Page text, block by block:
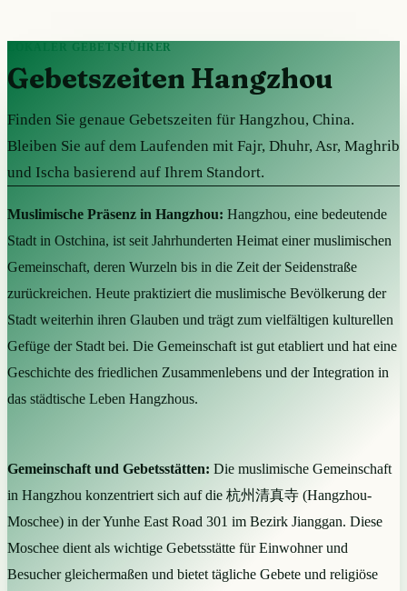
LOKALER GEBETSFÜHRER
Gebetszeiten Hangzhou
Finden Sie genaue Gebetszeiten für Hangzhou, China.
Bleiben Sie auf dem Laufenden mit Fajr, Dhuhr, Asr, Maghrib
und Ischa basierend auf Ihrem Standort.
Muslimische Präsenz in Hangzhou: Hangzhou, eine bedeutende
Stadt in Ostchina, ist seit Jahrhunderten Heimat einer muslimischen
Gemeinschaft, deren Wurzeln bis in die Zeit der Seidenstraße
zurückreichen. Heute praktiziert die muslimische Bevölkerung der
Stadt weiterhin ihren Glauben und trägt zum vielfältigen kulturellen
Gefüge der Stadt bei. Die Gemeinschaft ist gut etabliert und hat eine
Geschichte des friedlichen Zusammenlebens und der Integration in
das städtische Leben Hangzhous.
Gemeinschaft und Gebetsstätten: Die muslimische Gemeinschaft
in Hangzhou konzentriert sich auf die 杭州清真寺 (Hangzhou-
Moschee) in der Yunhe East Road 301 im Bezirk Jianggan. Diese
Moschee dient als wichtige Gebetsstätte für Einwohner und
Besucher gleichermaßen und bietet tägliche Gebete und religiöse